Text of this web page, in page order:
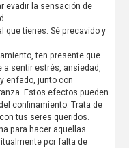
evadir la sensación de
que tienes. Sé precavido y
ten presente que
a sentir estrés, ansiedad,
enfado, junto con
Estos efectos pueden
confinamiento. Trata de
tus seres queridos.
para hacer aquellas
por falta de